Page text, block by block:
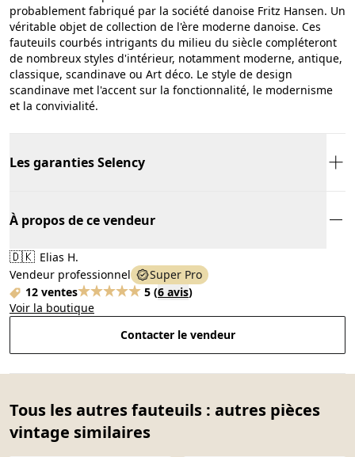
probablement fabriqué par la société danoise Fritz Hansen. Un
véritable objet de collection de l'ère moderne danoise. Ces
fauteuils courbés intrigants du milieu du siècle compléteront
de nombreux styles d'intérieur, notamment moderne, antique,
classique, scandinave ou Art déco. Le style de design
scandinave met l'accent sur la fonctionnalité, le modernisme
et la convivialité.
Les garanties Selency
À propos de ce vendeur
🇩🇰 Elias H.
Vendeur professionnel
Super Pro
12 ventes
5 (6 avis)
Voir la boutique
Contacter le vendeur
Tous les autres fauteuils : autres pièces
vintage similaires